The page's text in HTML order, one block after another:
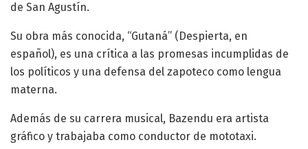
de San Agustín.
Su obra más conocida, “Gutaná” (Despierta, en
español), es una crítica a las promesas incumplidas de
los políticos y una defensa del zapoteco como lengua
materna.
Además de su carrera musical, Bazendu era artista
gráfico y trabajaba como conductor de mototaxi.